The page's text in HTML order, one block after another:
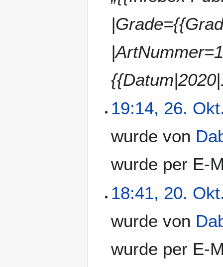
19:14, 26.
wurde von
wurde per E-
18:41, 20.
wurde von
wurde per E-